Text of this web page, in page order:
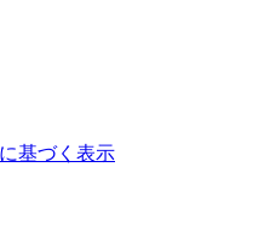
基づく表示